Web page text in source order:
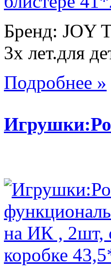
Бренд: JOY
3х лет.для
Подробнее »